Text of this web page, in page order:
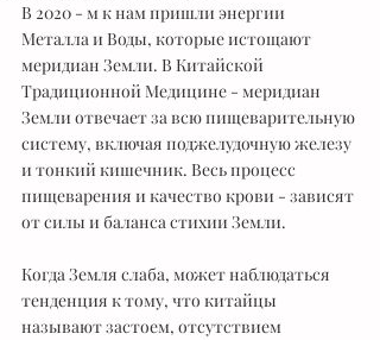
В 2020 - м к нам пришли энергии
Металла и Воды, которые истощают
меридиан Земли. В Китайской
Традиционной Медицине - меридиан
Земли отвечает за всю пищеварительную
систему, включая поджелудочную железу
и тонкий кишечник. Весь процесс
пищеварения и качество крови - зависят
от силы и баланса стихии Земли.
Когда Земля слаба, может наблюдаться
тенденция к тому, что китайцы
называют застоем, отсутствием